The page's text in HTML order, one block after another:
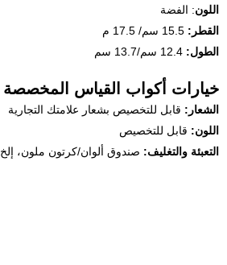
اللون: الفضة
القطر: 15.5 سم/ 17.5 م
الطول: 12.4 سم/13.7 سم
خيارات أكواب القياس المخصصة
الشعار: قابل للتخصيص بشعار علامتك التجارية
اللون: قابل للتخصيص
التعبئة والتغليف: صندوق ألوان/كرتون ملون، إلخ